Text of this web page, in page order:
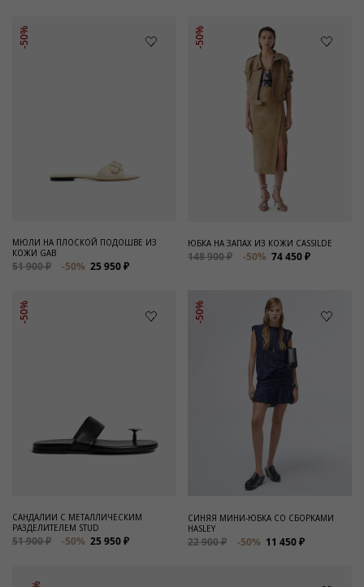
-50%
МЮЛИ НА ПЛОСКОЙ ПОДОШВЕ ИЗ
КОЖИ GAB
51 900 ₽ -50% 25 950 ₽
-50%
ЮБКА НА ЗАПАХ ИЗ КОЖИ CASSILDE
148 900 ₽ -50% 74 450 ₽
-50%
САНДАЛИИ С МЕТАЛЛИЧЕСКИМ
РАЗДЕЛИТЕЛЕМ STUD
51 900 ₽ -50% 25 950 ₽
-50%
СИНЯЯ МИНИ-ЮБКА СО СБОРКАМИ
HASLEY
22 900 ₽ -50% 11 450 ₽